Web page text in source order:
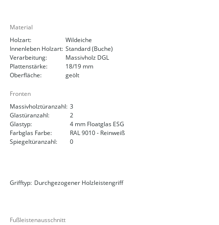
Material
Holzart:
Wildeiche
Innenleben Holzart: Standard (Buche)
Verarbeitung:
Massivholz DGL
Plattenstärke:
18/19 mm
Oberfläche:
geölt
Fronten
Massivholztüranzahl: 3
Glastüranzahl:
2
Glastyp:
4 mm Floatglas ESG
Farbglas Farbe:
RAL 9010 - Reinweiß
Spiegeltüranzahl:
0
Grifftyp: Durchgezogener Holzleistengriff
Fußleistenausschnitt